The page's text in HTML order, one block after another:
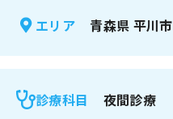
感染症
エリア 青森県 平川市
診療科目 夜間診療